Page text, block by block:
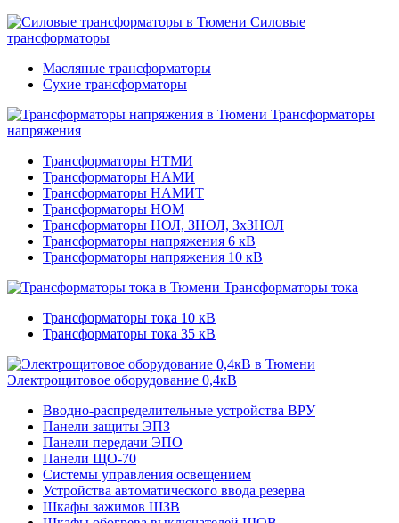
Силовые
трансформаторы
Масляные трансформаторы
Сухие трансформаторы
Трансформаторы
напряжения
Трансформаторы НТМИ
Трансформаторы НАМИ
Трансформаторы НАМИТ
Трансформаторы НОМ
Трансформаторы НОЛ, ЗНОЛ, 3хЗНОЛ
Трансформаторы напряжения 6 кВ
Трансформаторы напряжения 10 кВ
Трансформаторы тока
Трансформаторы тока 10 кВ
Трансформаторы тока 35 кВ
Электрощитовое оборудование 0,4кВ
Вводно-распределительные устройства ВРУ
Панели защиты ЭПЗ
Панели передачи ЭПО
Панели ЩО-70
Системы управления освещением
Устройства автоматического ввода резерва
Шкафы зажимов ШЗВ